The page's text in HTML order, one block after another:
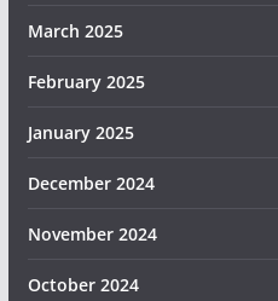
March 2025
February 2025
January 2025
December 2024
November 2024
October 2024